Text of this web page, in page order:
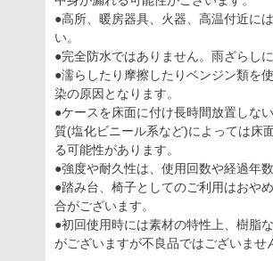
●高所、暖房器具、火器、高温付近に
い。
●完全防水ではありません。雨ざらし
●濡らしたり摩擦したりベンジン類を
染の原因となります。
●ケースを床面に付け長時間放置しな
質(塩化ビニール系など)によっては床
る可能性があります。
●強度や耐久性は、使用回数や経過年
●踏み台、椅子としてのご利用はおや
合がございます。
●初回使用時には素材の特性上、樹脂
がございますが不良品ではございませ